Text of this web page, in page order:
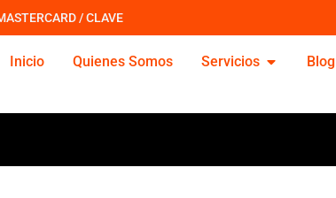
/ CLAVE
Inicio Quienes Somos Servicios Blog